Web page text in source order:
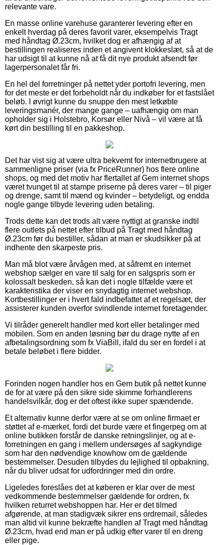
relevante vare.
En masse online varehuse garanterer levering efter en
enkelt hverdag på deres favorit varer, eksempelvis Tragt
med håndtag Ø.23cm, hvilket dog er afhængig af at
bestillingen realiseres inden et angivent klokkeslæt, så at de
har udsigt til at kunne nå at få dit nye produkt afsendt før
lagerpersonalet får fri.
En hel del forretninger på nettet yder portofri levering, men
for det meste er det forbeholdt når du indkøber for et fastslået
beløb. I øvrigt kunne du snuppe den mest letkøbte
leveringsmanér, der mange gange – uafhængig om man
opholder sig i Holstebro, Korsør eller Nivå – vil være at få
kørt din bestilling til en pakkeshop.
Det har vist sig at være ultra bekvemt for internetbrugere at
sammenligne priser (via fx PriceRunner) hos flere online
shops, og med det motiv har flertallet af Gem internet shops
været tvunget til at stampe priserne på deres varer – til piger
og drenge, samt til mænd og kvinder – betydeligt, og endda
nogle gange tilbyde levering uden betaling.
Trods dette kan det trods alt være nyttigt at granske indtil
flere outlets på nettet efter tilbud på Tragt med håndtag
Ø.23cm før du bestiller, sådan at man er skudsikker på at
indhente den skarpeste pris.
Man må blot være årvågen med, at såfremt en internet
webshop sælger en vare til salg for en salgspris som er
kolossalt beskeden, så kan det i nogle tilfælde være et
karakteristika der viser en snydagtig internet webshop.
Kortbestillinger er i hvert fald indbefattet af et regelsæt, der
assisterer kunden overfor svindlende internet foretagender.
Vi tilråder generelt handler med kort eller betalinger med
mobilen. Som en anden løsning bør du drage nytte af en
afbetalingsordning som fx ViaBill, ifald du ser en fordel i at
betale beløbet i flere bidder.
Forinden nogen handler hos en Gem butik på nettet kunne
de for at være på den sikre side skimme forhandlerens
handelsvilkår, dog er det oftest ikke super spændende.
Et alternativ kunne derfor være at se om online firmaet er
støttet af e-mærket, fordi det burde være et fingerpeg om at
online butikken forstår de danske retningslinjer, og at e-
forretningen en gang i mellem undersøges af sagkyndige
som har den nødvendige knowhow om de gældende
bestemmelser. Desuden tilbydes du lejlighed til opbakning,
når du bliver udsat for udfordringer med din ordre.
Ligeledes foreslåes det at køberen er klar over de mest
vedkommende bestemmelser gældende for ordren, fx
hvilken returret webshoppen har. Her er det tilmed
afgørende, at man stadigvæk sikrer ens ordremail, således
man altid vil kunne bekræfte handlen af Tragt med håndtag
Ø.23cm, hvad end man er på udkig efter varer til en dreng
eller pige.